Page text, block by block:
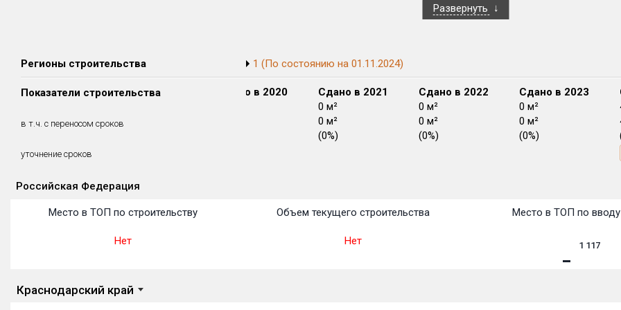
Развернуть
Регионы строительства 1 (По состоянию на 01.11.2024)
Показатели строительства
в т.ч. с переносом сроков
уточнение сроков
Сдано в 2018
0 м²
Сдано в 2019
0 м²
Сдано в 2020
Сдано в 2021
0 м²
0 м²
(0%)
Сдано в 2022
0 м²
0 м²
(0%)
Сдано в 2023
0 м²
0 м²
(0%)
Российская Федерация
Место в ТОП по строительству
Нет
Объем текущего строительства
Нет
Место в ТОП по
1 117
Краснодарский край